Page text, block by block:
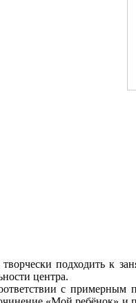
подходить к
центра.
с примерным